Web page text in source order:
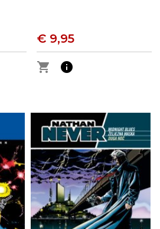
€ 9,95
shopping_cart
info